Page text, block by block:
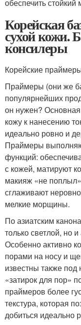
обеспечить стойкий
Корейская
сухой кожи.
консилеры
Корейские
Праймеры (они же
популярнейших
он нужен?
кожу к нанесению
идеально ровно и
Праймеры
функций:
с кожей, матируют
макияж «не
сглаживают
мелкие морщины.
По азиатским
только светлой, но
Особенно активно
порами на носу и
известны также
«затирок для пор»
праймеров более
текстура, которая
добиться идеально